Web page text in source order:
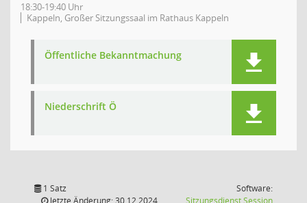
18:30-19:40 Uhr
Kappeln, Großer Sitzungssaal im Rathaus Kappeln
Öffentliche Bekanntmachung
Niederschrift Ö
1 Satz
letzte Änderung: 30.12.2024
Software:
SitzungsdienstSession(Wird in